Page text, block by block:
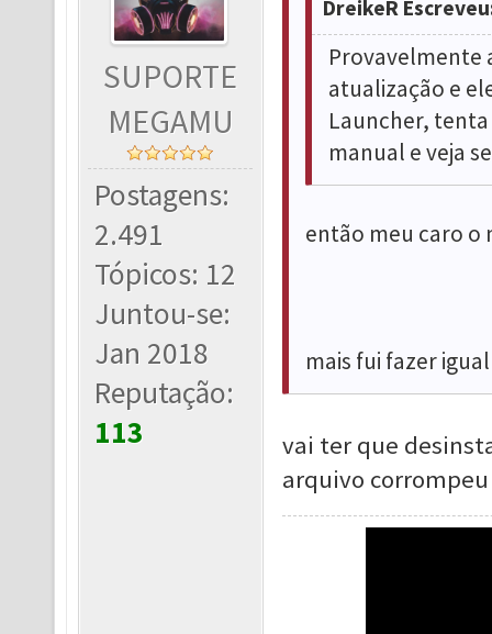
SUPORTE
MEGAMU
Postagens:
2.491
Tópicos: 12
Juntou-se:
Jan 2018
Reputação:
113
DreikeR
Provavelmente
atualização e
Launcher,
manual e veja
então meu caro o
mais fui fazer
vai ter que
arquivo corrompeu